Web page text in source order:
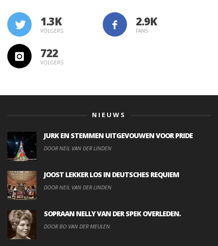
1.3K
VOLGERS FANS
722
VOLGERS
NIEUWS
JURK EN STEMMEN UITGEVOUWEN VOOR PRIDE
DOOR NEIL VAN DER LINDEN
JOOST LEKKER LOS IN DEUTSCHES REQUIEM
DOOR NEIL VAN DER LINDEN
SOPRAAN NELLY VAN DER SPEK OVERLEDEN.
DOOR BO VAN DER MEULEN